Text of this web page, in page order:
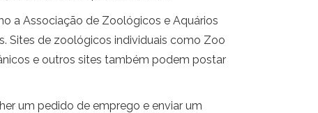
a Associação de Zoológicos e Aquários
Sites de zoológicos individuais como Zoo
e outros sites também podem postar
um pedido de emprego e enviar um